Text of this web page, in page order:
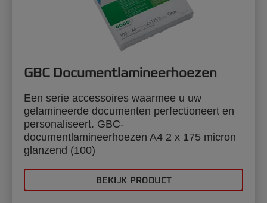
GBC Documentlamineerhoezen
Een serie accessoires waarmee u uw
gelamineerde documenten perfectioneert en
personaliseert. GBC-
documentlamineerhoezen A4 2 x 175 micron
glanzend (100)
BEKIJK PRODUCT